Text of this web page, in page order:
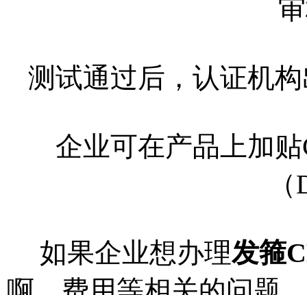
测试通过后，认证机
企业可在产品上加
如果企业想办理发箍